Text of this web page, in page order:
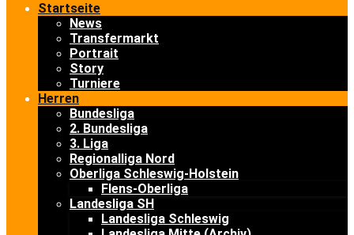
Startseite
News
Transfermarkt
Portrait
Story
Turniere
Herren
Bundesliga
2. Bundesliga
3. Liga
Regionalliga Nord
Oberliga Schleswig-Holstein
Flens-Oberliga
Landesliga SH
Landesliga Schleswig